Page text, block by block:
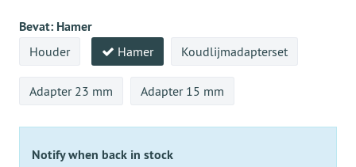
Bevat: Hamer
Houder Hamer Koudlijmadapterset
Adapter 23 mm Adapter 15 mm
Notify when back in stock